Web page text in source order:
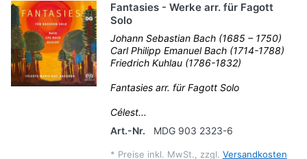
Fantasies - Werke arr. für Fagott
Solo
Johann Sebastian Bach (1685 – 1750)
Carl Philipp Emanuel Bach (1714-1788)
Friedrich Kuhlau (1786-1832)
Fantasies arr. für Fagott Solo
Célest...
Art.-Nr.
MDG 903 2323-6
* Preise inkl. MwSt., zzgl. Versandkosten